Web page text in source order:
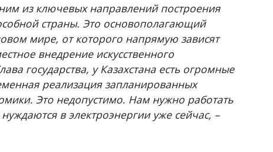
из ключевых направлений построения
страны. Это основополагающий
мире, от которого напрямую зависят
внедрение искусственного
государства, у Казахстана есть огромные
реализация запланированных
Это недопустимо. Нам нужно работать
в электроэнергии уже сейчас, –